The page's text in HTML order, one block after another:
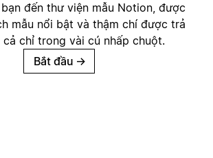
đến thư viện mẫu Notion, được
mẫu nổi bật và thậm chí được trả
chỉ trong vài cú nhấp chuột.
Bắt đầu →